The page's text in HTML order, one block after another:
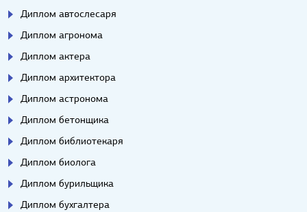
Диплом автослесаря
Диплом агронома
Диплом актера
Диплом архитектора
Диплом астронома
Диплом бетонщика
Диплом библиотекаря
Диплом биолога
Диплом бурильщика
Диплом бухгалтера